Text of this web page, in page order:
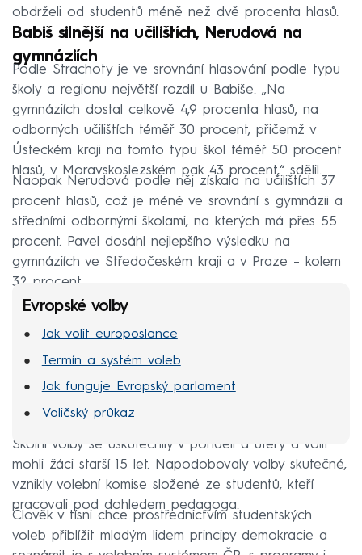
obdrželi od studentů méně než dvě procenta hlasů.
Babiš silnější na učilištích, Nerudová na
gymnáziích
Podle Strachoty je ve srovnání hlasování podle typu
školy a regionu největší rozdíl u Babiše. „Na
gymnáziích dostal celkově 4,9 procenta hlasů, na
odborných učilištích téměř 30 procent, přičemž v
Ústeckém kraji na tomto typu škol téměř 50 procent
hlasů, v Moravskoslezském pak 43 procent,“ sdělil.
Naopak Nerudová podle něj získala na učilištích 37
procent hlasů, což je méně ve srovnání s gymnázii a
středními odbornými školami, na kterých má přes 55
procent. Pavel dosáhl nejlepšího výsledku na
gymnáziích ve Středočeském kraji a v Praze –⁠ kolem
32 procent.
Evropské volby
Jak volit europoslance
Termín a systém voleb
Jak funguje Evropský parlament
Voličský průkaz
Školní volby se uskutečnily v pondělí a úterý a volit
mohli žáci starší 15 let. Napodobovaly volby skutečné,
vznikly volební komise složené ze studentů, kteří
pracovali pod dohledem pedagoga.
Člověk v tísni chce prostřednictvím studentských
voleb přiblížit mladým lidem principy demokracie a